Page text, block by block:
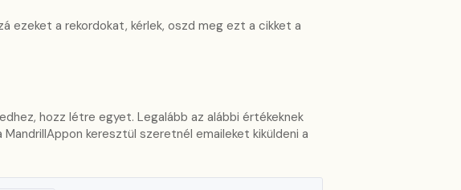
ezeket a rekordokat, kérlek, oszd meg ezt a cikket a
hozz létre egyet. Legalább az alábbi értékeknek
keresztül szeretnél emaileket kiküldeni a